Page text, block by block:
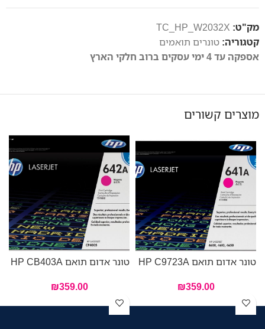
מק"ט: TC_HP_W2032X
קטגוריה: טונרים תואמים
אספקה עד 4 ימי עסקים ברוב חלקי הארץ
מוצרים קשורים
טונר אדום תואם HP C9723A
₪359.00
טונר אדום תואם HP CB403A
₪359.00